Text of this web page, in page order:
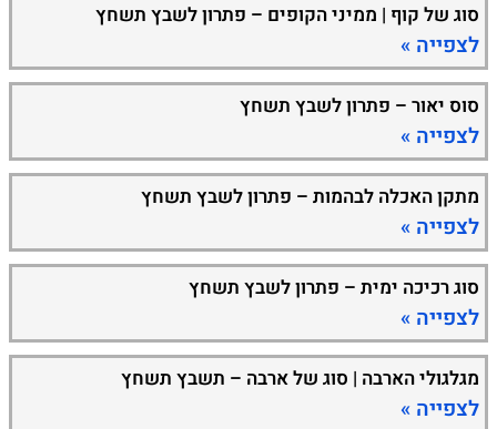
סוג של קוף | ממיני הקופים – פתרון לשבץ תשחץ
לצפייה »
סוס יאור – פתרון לשבץ תשחץ
לצפייה »
מתקן האכלה לבהמות – פתרון לשבץ תשחץ
לצפייה »
סוג רכיכה ימית – פתרון לשבץ תשחץ
לצפייה »
מגלגולי הארבה | סוג של ארבה – תשבץ תשחץ
לצפייה »